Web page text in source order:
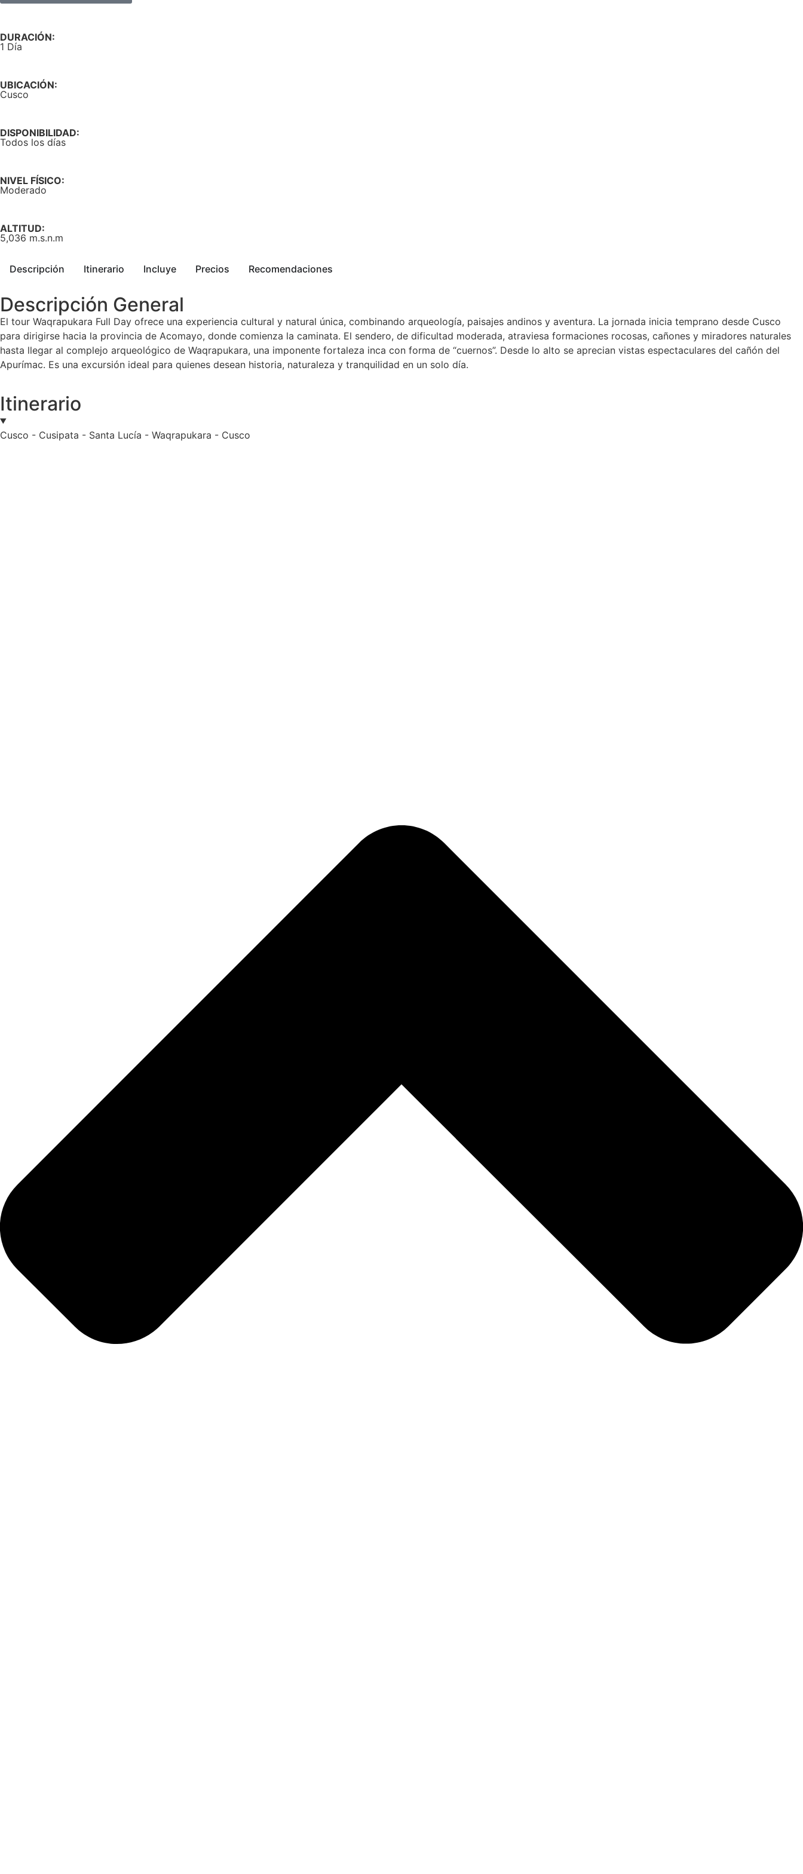
DURACIÓN:
1 Día
UBICACIÓN:
Cusco
DISPONIBILIDAD:
Todos los días
NIVEL FÍSICO:
Moderado
ALTITUD:
5,036 m.s.n.m
Descripción Itinerario Incluye Precios Recomendaciones
Descripción General
El tour Waqrapukara Full Day ofrece una experiencia cultural y natural única, combinando arqueología, paisajes andinos y aventura. La jornada inicia temprano desde Cusco
para dirigirse hacia la provincia de Acomayo, donde comienza la caminata. El sendero, de dificultad moderada, atraviesa formaciones rocosas, cañones y miradores naturales
hasta llegar al complejo arqueológico de Waqrapukara, una imponente fortaleza inca con forma de “cuernos”. Desde lo alto se aprecian vistas espectaculares del cañón del
Apurímac. Es una excursión ideal para quienes desean historia, naturaleza y tranquilidad en un solo día.
Itinerario
Cusco - Cusipata - Santa Lucía - Waqrapukara - Cusco